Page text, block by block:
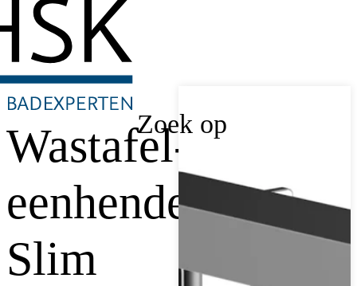
Zoek op
Wastafel-
eenhendelkraan
Slim